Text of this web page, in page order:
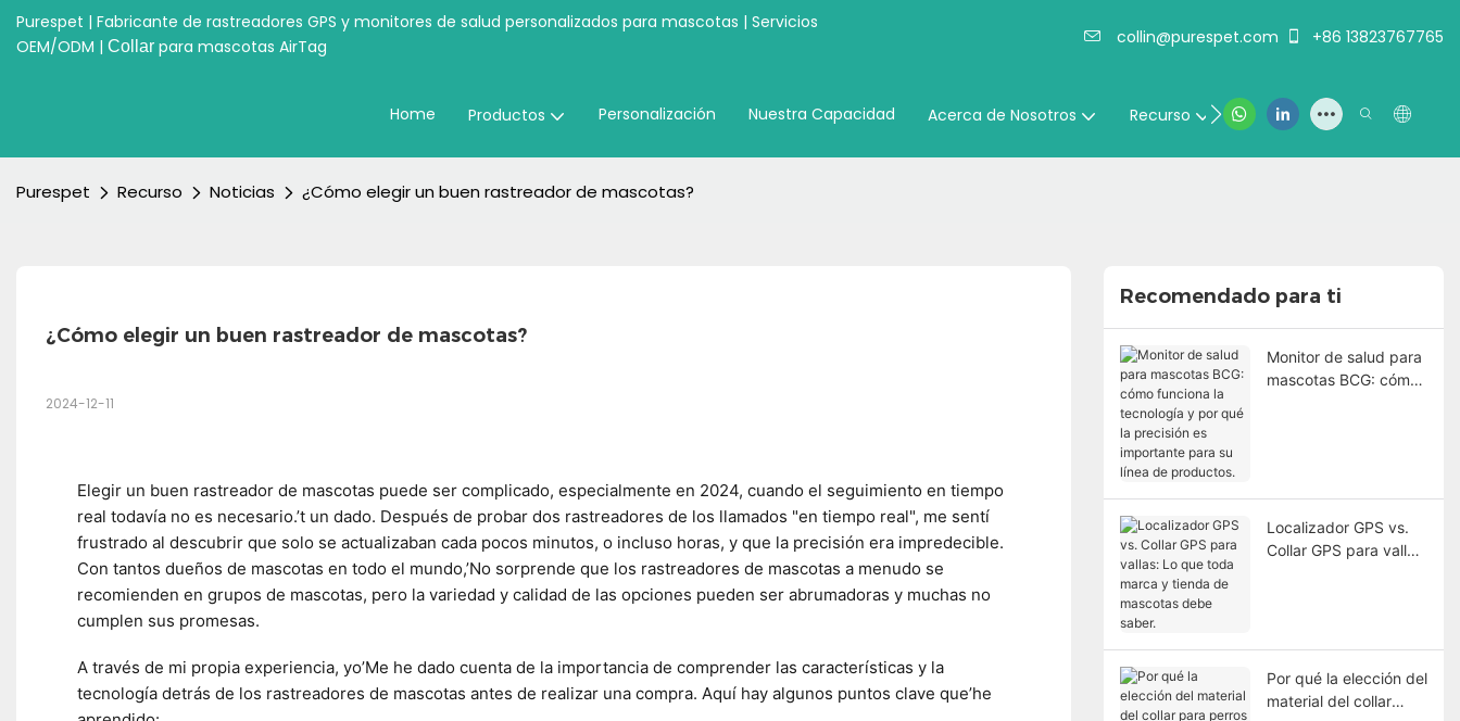
Purespet | Fabricante de rastreadores GPS y monitores de salud personalizados para mascotas | Servicios
OEM/ODM | Collar para mascotas AirTag collin@purespet.com +86 13823767765
Home Productos Personalización Nuestra Capacidad Acerca de Nosotros Recurso Contáctenos
Purespet Recurso Noticias ¿Cómo elegir un buen rastreador de mascotas?
¿Cómo elegir un buen rastreador de mascotas?
2024-12-11
Elegir un buen rastreador de mascotas puede ser complicado, especialmente en 2024, cuando el seguimiento en tiempo
real todavía no es necesario.’t un dado. Después de probar dos rastreadores de los llamados "en tiempo real", me sentí
frustrado al descubrir que solo se actualizaban cada pocos minutos, o incluso horas, y que la precisión era impredecible.
Con tantos dueños de mascotas en todo el mundo,’No sorprende que los rastreadores de mascotas a menudo se
recomienden en grupos de mascotas, pero la variedad y calidad de las opciones pueden ser abrumadoras y muchas no
cumplen sus promesas.
A través de mi propia experiencia, yo’Me he dado cuenta de la importancia de comprender las características y la
tecnología detrás de los rastreadores de mascotas antes de realizar una compra. Aquí hay algunos puntos clave que’he
Recomendado para ti
Monitor de salud para
mascotas BCG: cómo
Localizador GPS vs.
Collar GPS para vallas:
Por qué la elección del
material del collar